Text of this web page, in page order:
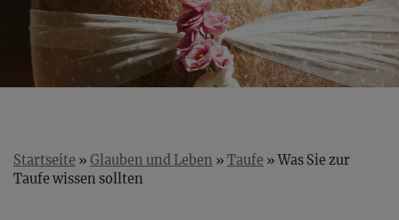
Startseite Glauben und Leben Taufe
Was Sie zur
Taufe wissen sollten